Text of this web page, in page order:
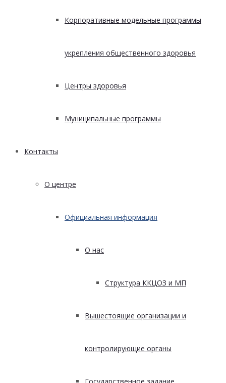
Корпоративные модельные программы
укрепления общественного здоровья
Центры здоровья
Муниципальные программы
Контакты
О центре
Официальная информация
О нас
Структура ККЦОЗ и МП
Вышестоящие организации и
контролирующие органы